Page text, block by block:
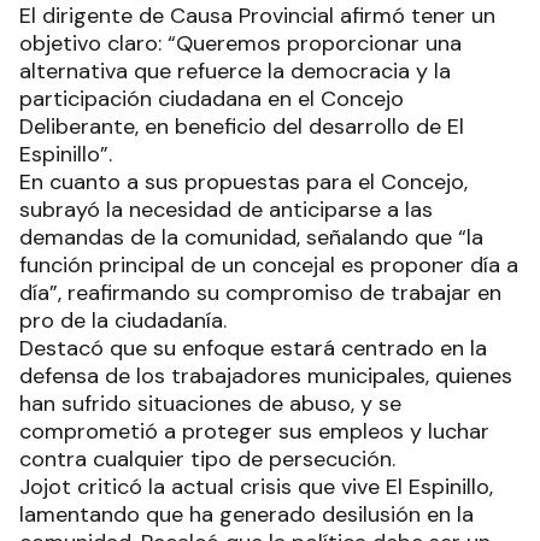
El dirigente de Causa Provincial afirmó tener un
objetivo claro: “Queremos proporcionar una
alternativa que refuerce la democracia y la
participación ciudadana en el Concejo
Deliberante, en beneficio del desarrollo de El
Espinillo”.
En cuanto a sus propuestas para el Concejo,
subrayó la necesidad de anticiparse a las
demandas de la comunidad, señalando que “la
función principal de un concejal es proponer día a
día”, reafirmando su compromiso de trabajar en
pro de la ciudadanía.
Destacó que su enfoque estará centrado en la
defensa de los trabajadores municipales, quienes
han sufrido situaciones de abuso, y se
comprometió a proteger sus empleos y luchar
contra cualquier tipo de persecución.
Jojot criticó la actual crisis que vive El Espinillo,
lamentando que ha generado desilusión en la